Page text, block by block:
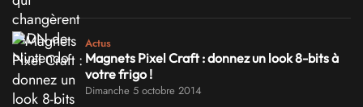
Actus
Magnets Pixel Craft : donnez un look 8-bits à
votre frigo !
Dimanche 5 octobre 2014